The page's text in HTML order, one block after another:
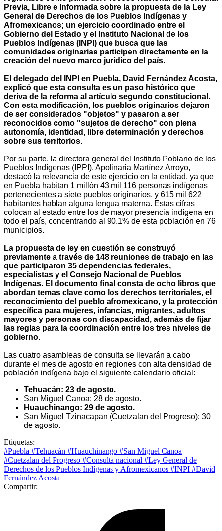
Previa, Libre e Informada sobre la propuesta de la Ley
General de Derechos de los Pueblos Indígenas y
Afromexicanos; un ejercicio coordinado entre el
Gobierno del Estado y el Instituto Nacional de los
Pueblos Indígenas (INPI) que busca que las
comunidades originarias participen directamente en la
creación del nuevo marco jurídico del país.
El delegado del INPI en Puebla, David Fernández Acosta,
explicó que esta consulta es un paso histórico que
deriva de la reforma al artículo segundo constitucional.
Con esta modificación, los pueblos originarios dejaron
de ser considerados "objetos" y pasaron a ser
reconocidos como "sujetos de derecho" con plena
autonomía, identidad, libre determinación y derechos
sobre sus territorios.
Por su parte, la directora general del Instituto Poblano de los
Pueblos Indígenas (IPPI), Apolinaria Martínez Arroyo,
destacó la relevancia de este ejercicio en la entidad, ya que
en Puebla habitan 1 millón 43 mil 116 personas indígenas
pertenecientes a siete pueblos originarios, y 615 mil 622
habitantes hablan alguna lengua materna. Estas cifras
colocan al estado entre los de mayor presencia indígena en
todo el país, concentrando al 90.1% de esta población en 76
municipios.
La propuesta de ley en cuestión se construyó
previamente a través de 148 reuniones de trabajo en las
que participaron 35 dependencias federales,
especialistas y el Consejo Nacional de Pueblos
Indígenas. El documento final consta de ocho libros que
abordan temas clave como los derechos territoriales, el
reconocimiento del pueblo afromexicano, y la protección
específica para mujeres, infancias, migrantes, adultos
mayores y personas con discapacidad, además de fijar
las reglas para la coordinación entre los tres niveles de
gobierno.
Las cuatro asambleas de consulta se llevarán a cabo
durante el mes de agosto en regiones con alta densidad de
población indígena bajo el siguiente calendario oficial:
Tehuacán: 23 de agosto.
San Miguel Canoa: 28 de agosto.
Huauchinango: 29 de agosto.
San Miguel Tzinacapan (Cuetzalan del Progreso): 30
de agosto.
Etiquetas:
#Puebla #Tehuacán #Huauchinango #San Miguel Canoa
#Cuetzalan del Progreso #Consulta nacional #Ley General de
Derechos de los Pueblos Indígenas y Afromexicanos #INPI #David
Fernández Acosta
Compartir: